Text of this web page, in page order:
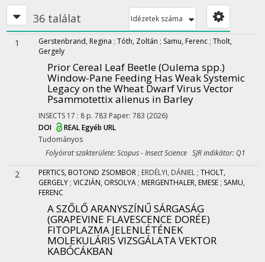
36 találat Idézetek száma
1 Gerstenbrand, Regina ; Tóth, Zoltán ; Samu, Ferenc ; Tholt,
Gergely
Prior Cereal Leaf Beetle (Oulema spp.)
Window-Pane Feeding Has Weak Systemic
Legacy on the Wheat Dwarf Virus Vector
Psammotettix alienus in Barley
INSECTS 17 : 8 p. 783 Paper: 783 (2026)
DOI
REALEgyéb URL
Tudományos
Folyóirat szakterülete: Scopus - Insect Science SJR indikátor: Q1
2 PERTICS, BOTOND ZSOMBOR ; ERDÉLYI, DÁNIEL ; THOLT,
GERGELY ; VICZIÁN, ORSOLYA ; MERGENTHALER, EMESE ; SAMU,
FERENC
A SZŐLŐ ARANYSZÍNŰ SÁRGASÁG
(GRAPEVINE FLAVESCENCE DORÉE)
FITOPLAZMA JELENLÉTÉNEK
MOLEKULÁRIS VIZSGÁLATA VEKTOR
KABÓCÁKBAN